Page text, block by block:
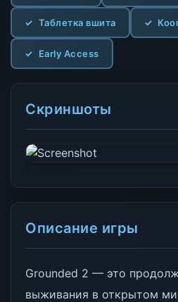
Таблетка вшита
Early Access
Скриншоты
Описание игры
Grounded 2 — это
выживания в открытом